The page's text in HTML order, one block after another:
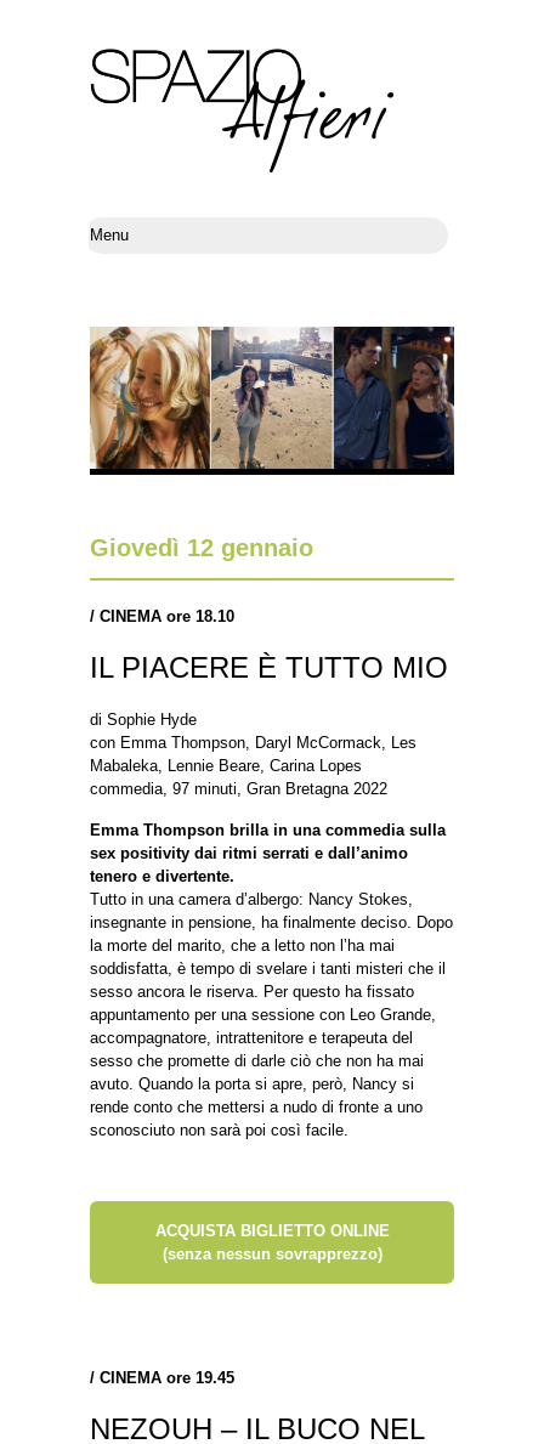
Giovedì 12 gennaio
/ CINEMA ore 18.10
IL PIACERE È TUTTO MIO
di Sophie Hyde
con Emma Thompson, Daryl McCormack, Les
Mabaleka, Lennie Beare, Carina Lopes
commedia, 97 minuti, Gran Bretagna 2022
Emma Thompson brilla in una commedia sulla
sex positivity dai ritmi serrati e dall’animo
tenero e divertente.
Tutto in una camera d’albergo: Nancy Stokes,
insegnante in pensione, ha finalmente deciso. Dopo
la morte del marito, che a letto non l’ha mai
soddisfatta, è tempo di svelare i tanti misteri che il
sesso ancora le riserva. Per questo ha fissato
appuntamento per una sessione con Leo Grande,
accompagnatore, intrattenitore e terapeuta del
sesso che promette di darle ciò che non ha mai
avuto. Quando la porta si apre, però, Nancy si
rende conto che mettersi a nudo di fronte a uno
sconosciuto non sarà poi così facile.
ACQUISTA BIGLIETTO ONLINE
(senza nessun sovrapprezzo)
/ CINEMA ore 19.45
NEZOUH – IL BUCO NEL